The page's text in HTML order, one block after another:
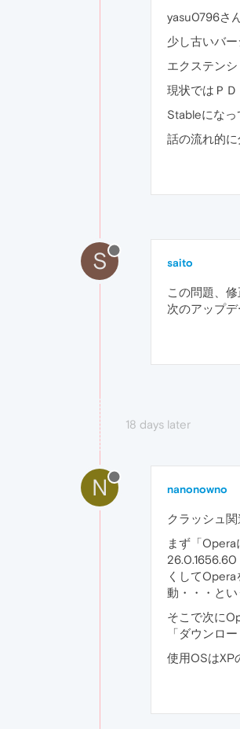
yasu0796さ
少し古いバー
エクステン
現状ではＰ
Stableになっ
話の流れ的
S saito
この問題、
次のアップデ
18 days later
N nanonowno
クラッシュ
まず「
くして
動・・・と
そこで次に
「ダウンロ
使用OSはXP